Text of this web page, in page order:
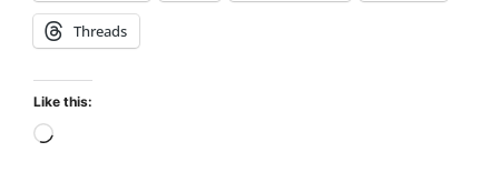
Threads
Like this: